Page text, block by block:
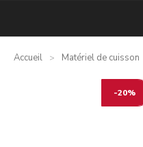
Accueil > Matériel de cuisson
-20%